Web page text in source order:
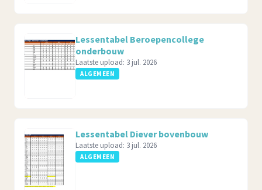
Lessentabel Beroepencollege
onderbouw
Laatste upload: 3 jul. 2026
ALGEMEEN
Lessentabel Diever bovenbouw
Laatste upload: 3 jul. 2026
ALGEMEEN